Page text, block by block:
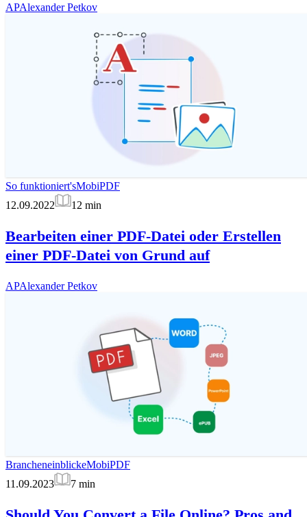
APAlexander Petkov
So funktioniert'sMobiPDF
12.09.2022
12 min
Bearbeiten einer PDF-Datei oder Erstellen
einer PDF-Datei von Grund auf
APAlexander Petkov
BrancheneinblickeMobiPDF
11.09.2023
7 min